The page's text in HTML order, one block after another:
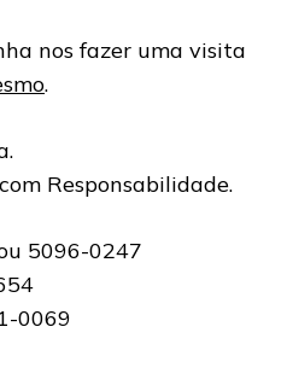
nos fazer uma visita
.
Responsabilidade.
5096-0247
0069